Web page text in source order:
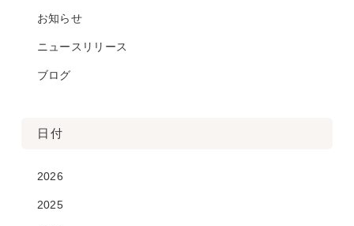
お知らせ
ニュースリリース
ブログ
日付
2026
2025